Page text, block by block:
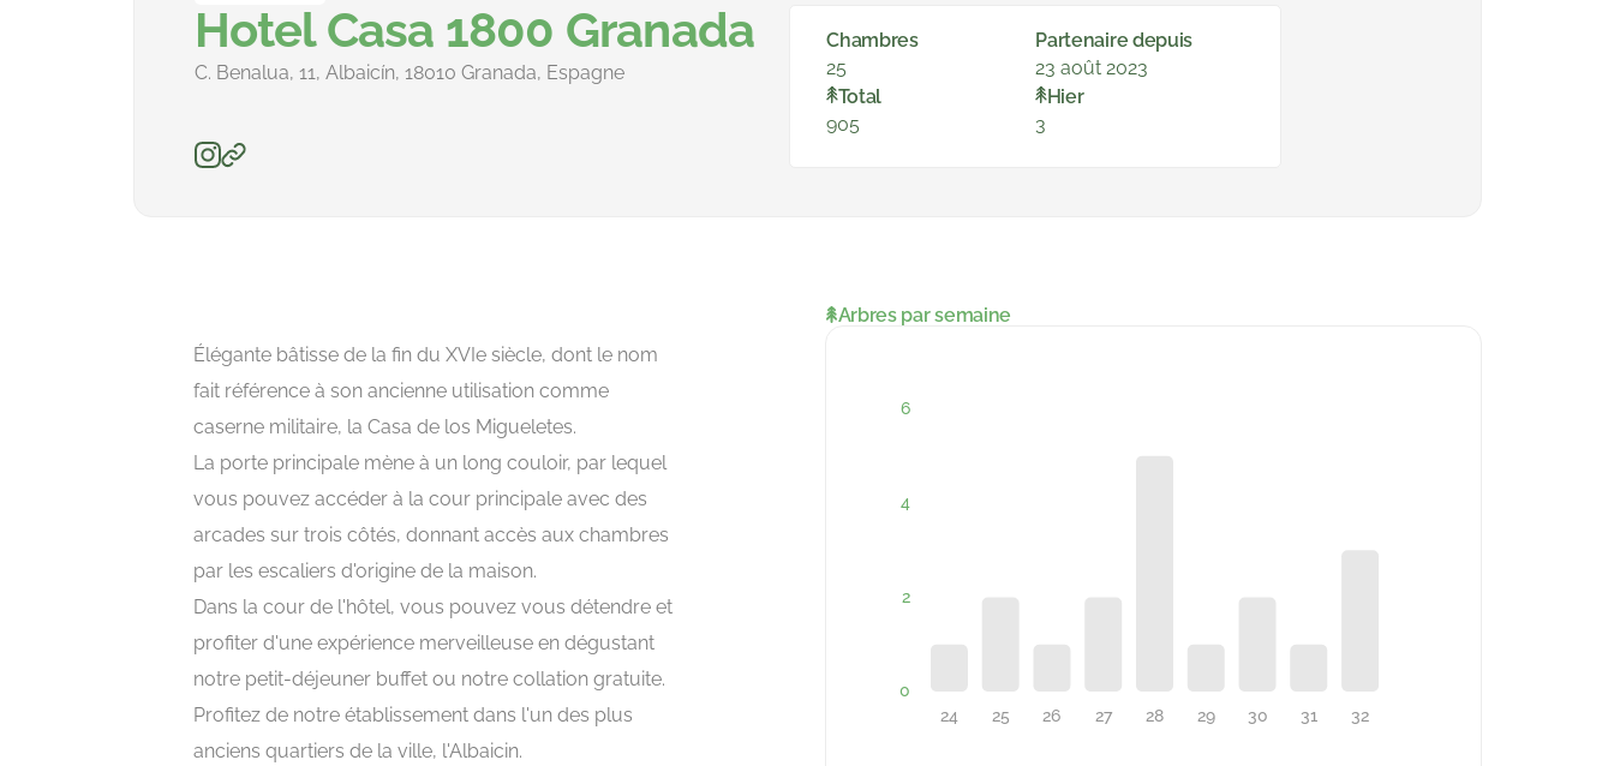
Hotel Casa 1800 Granada
C. Benalua, 11, Albaicín, 18010 Granada, Espagne
Chambres
25
Partenaire depuis
23 août 2023
Total
905
Hier
3
Élégante bâtisse de la fin du XVIe siècle, dont le nom
fait référence à son ancienne utilisation comme
caserne militaire, la Casa de los Migueletes.
La porte principale mène à un long couloir, par lequel
vous pouvez accéder à la cour principale avec des
arcades sur trois côtés, donnant accès aux chambres
par les escaliers d'origine de la maison.
Dans la cour de l'hôtel, vous pouvez vous détendre et
profiter d'une expérience merveilleuse en dégustant
notre petit-déjeuner buffet ou notre collation gratuite.
Profitez de notre établissement dans l'un des plus
anciens quartiers de la ville, l'Albaicin.
Arbres par semaine